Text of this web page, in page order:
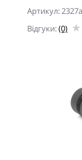
Артикул: 2327a
Відгуки:(0)